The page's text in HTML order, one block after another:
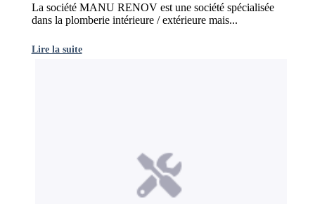
La société MANU RENOV est une société spécialisée
dans la plomberie intérieure / extérieure mais...
Lire la suite